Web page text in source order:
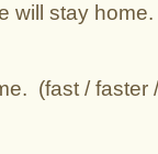
will stay
(fast / faster